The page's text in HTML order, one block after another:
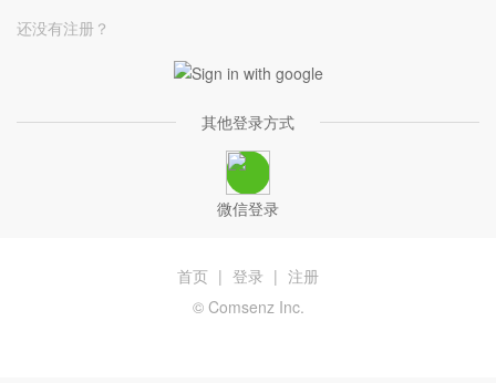
还没有注册？
其他登录方式
微信登录
首页 | 登录 | 注册
© Comsenz Inc.